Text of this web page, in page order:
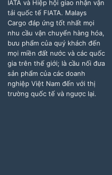
IATA và Hiệp hội giao nhận vận
tải quốc tế FIATA. Malays
Cargo đáp ứng tốt nhất mọi
nhu cầu vận chuyển hàng hóa,
bưu phẩm của quý khách đến
mọi miền đất nước và các quốc
gia trên thế giới; là cầu nối đưa
sản phẩm của các doanh
nghiệp Việt Nam đến với thị
trường quốc tế và ngược lại.